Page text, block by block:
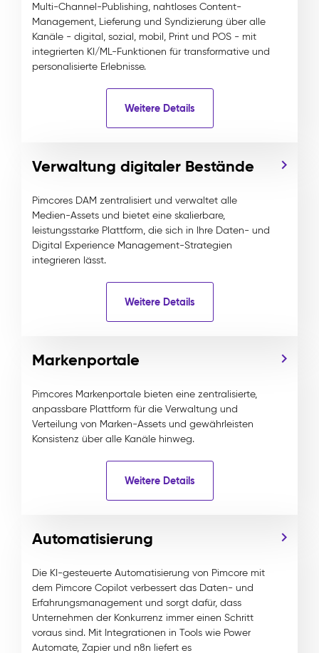
Multi-Channel-Publishing, nahtloses Content-
Management, Lieferung und Syndizierung über alle
Kanäle - digital, sozial, mobil, Print und POS - mit
integrierten KI/ML-Funktionen für transformative und
personalisierte Erlebnisse.
Weitere Details
Verwaltung digitaler Bestände
Pimcores DAM zentralisiert und verwaltet alle
Medien-Assets und bietet eine skalierbare,
leistungsstarke Plattform, die sich in Ihre Daten- und
Digital Experience Management-Strategien
integrieren lässt.
Weitere Details
Markenportale
Pimcores Markenportale bieten eine zentralisierte,
anpassbare Plattform für die Verwaltung und
Verteilung von Marken-Assets und gewährleisten
Konsistenz über alle Kanäle hinweg.
Weitere Details
Automatisierung
Die KI-gesteuerte Automatisierung von Pimcore mit
dem Pimcore Copilot verbessert das Daten- und
Erfahrungsmanagement und sorgt dafür, dass
Unternehmen der Konkurrenz immer einen Schritt
voraus sind. Mit Integrationen in Tools wie Power
Automate, Zapier und n8n liefert es